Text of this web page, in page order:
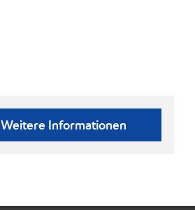
Weitere Informationen